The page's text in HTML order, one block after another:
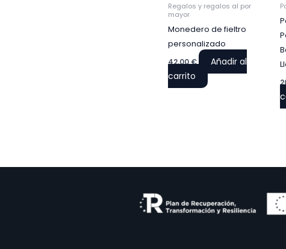
Regalos y regalos al por
mayor
Monedero de fieltro
personalizado
42,00€
Añadir al
carrito